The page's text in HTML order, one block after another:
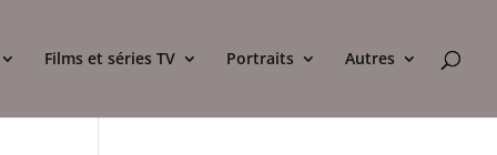
Films et séries TV Portraits Autres